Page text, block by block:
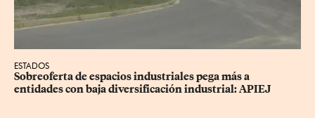
ESTADOS
Sobreoferta de espacios industriales pega más a
entidades con baja diversificación industrial: APIEJ